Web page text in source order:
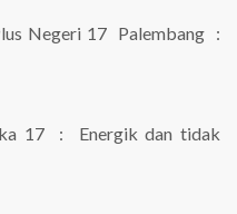
Negeri 17 Palembang :
17 : Energik dan tidak